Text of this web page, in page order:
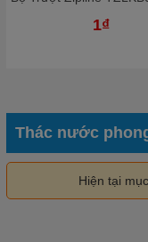
1₫
Thác nước
Hiện tại